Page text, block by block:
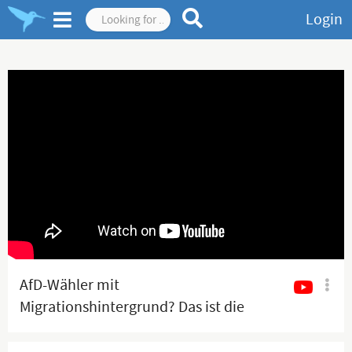
Login
AfD-Wähler mit
Migrationshintergrund? Das ist die